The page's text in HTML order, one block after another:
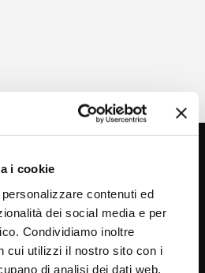
i cookie
contenuti ed
dei social media e per
Condividiamo inoltre
cui utilizzi il nostro sito con i
di analisi dei dati web,
(NO) 28024